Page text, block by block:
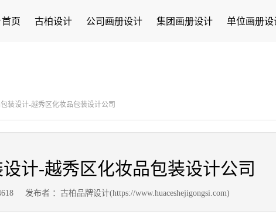
首页 古柏设计 公司画册设计 集团画册设计 单位画册设
装设计-越秀区化妆品包装设计公司
计-越秀区化妆品包装设计公司
发布者 ：古柏品牌设计(https://www.huaceshejigongsi.com)